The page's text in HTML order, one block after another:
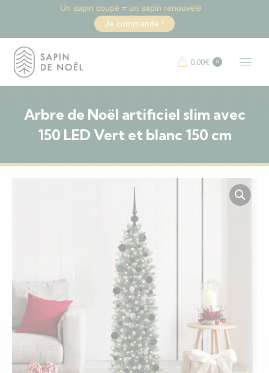
0.00€ 0
Arbre de Noël artificiel slim avec
150 LED Vert et blanc 150 cm
Un sapin coupé = un sapin renouvelé
Je commande !